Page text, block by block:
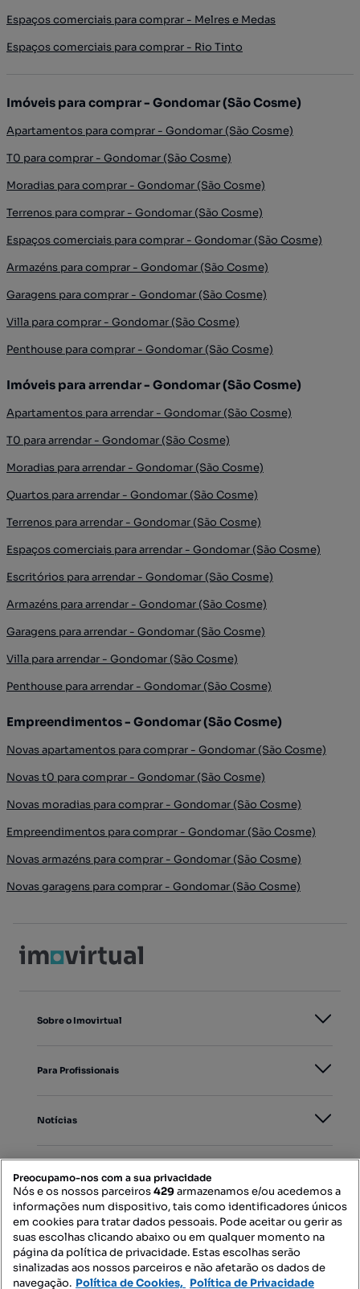
Espaços comerciais para comprar - Melres e Medas
Espaços comerciais para comprar - Rio Tinto
Imóveis para comprar - Gondomar (São Cosme)
Apartamentos para comprar - Gondomar (São Cosme)
T0 para comprar - Gondomar (São Cosme)
Moradias para comprar - Gondomar (São Cosme)
Terrenos para comprar - Gondomar (São Cosme)
Espaços comerciais para comprar - Gondomar (São Cosme)
Armazéns para comprar - Gondomar (São Cosme)
Garagens para comprar - Gondomar (São Cosme)
Villa para comprar - Gondomar (São Cosme)
Penthouse para comprar - Gondomar (São Cosme)
Imóveis para arrendar - Gondomar (São Cosme)
Apartamentos para arrendar - Gondomar (São Cosme)
T0 para arrendar - Gondomar (São Cosme)
Moradias para arrendar - Gondomar (São Cosme)
Quartos para arrendar - Gondomar (São Cosme)
Terrenos para arrendar - Gondomar (São Cosme)
Espaços comerciais para arrendar - Gondomar (São Cosme)
Escritórios para arrendar - Gondomar (São Cosme)
Armazéns para arrendar - Gondomar (São Cosme)
Garagens para arrendar - Gondomar (São Cosme)
Villa para arrendar - Gondomar (São Cosme)
Penthouse para arrendar - Gondomar (São Cosme)
Empreendimentos - Gondomar (São Cosme)
Novas apartamentos para comprar - Gondomar (São Cosme)
Novas t0 para comprar - Gondomar (São Cosme)
Novas moradias para comprar - Gondomar (São Cosme)
Empreendimentos para comprar - Gondomar (São Cosme)
Novas armazéns para comprar - Gondomar (São Cosme)
Novas garagens para comprar - Gondomar (São Cosme)
Sobre o Imovirtual
Para Profissionais
Notícias
Mapa do Site
Contacte-nos
Preocupamo-nos com a sua privacidade
Nós e os nossos parceiros429armazenamos e/ou acedemos a
informações num dispositivo, tais como identificadores únicos
em cookies para tratar dados pessoais. Pode aceitar ou gerir as
suas escolhas clicando abaixo ou em qualquer momento na
página da política de privacidade. Estas escolhas serão
sinalizadas aos nossos parceiros e não afetarão os dados de
navegação. Política de Cookies, Política de Privacidade